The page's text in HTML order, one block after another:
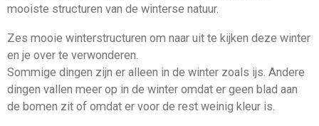
mooiste structuren van de winterse natuur.
Zes mooie winterstructuren om naar uit te kijken deze winter
en je over te verwonderen.
Sommige dingen zijn er alleen in de winter zoals ijs. Andere
dingen vallen meer op in de winter omdat er geen blad aan
de bomen zit of omdat er voor de rest weinig kleur is.